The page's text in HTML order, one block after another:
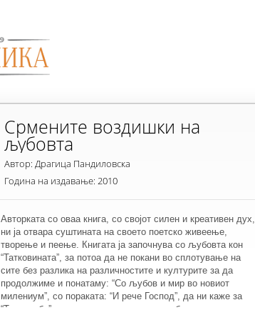
Срмените воздишки на
љубовта
Автор: Драгица Пандиловска
Година на издавање: 2010
Авторката со оваа книга, со својот силен и креативен дух,
ни ја отвара суштината на своето поетско живеење,
творење и пеење. Книгата ја започнува со љубовта кон
“Татковината”, за потоа да не покани во сплотување на
сите без разлика на различностите и културите за да
продолжиме и понатаму: “Со љубов и мир во новиот
милениум”, со пораката: “И рече Господ”, да ни каже за
“Три желби”, да ни раскаже како е потребно да се